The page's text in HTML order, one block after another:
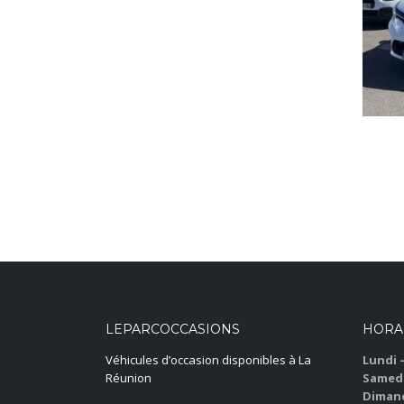
LEPARCOCCASIONS
Véhicules d’occasion disponibles à La
Réunion
Lundi